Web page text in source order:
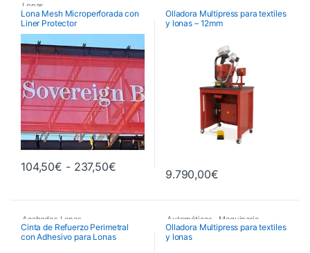
Lonas
Lona Mesh Microperforada con
Liner Protector
104,50€ - 237,50€Rango de precios: desde 104,50€
Este producto tiene múltiples variantes. Las opciones se
Olladora Multipress para textiles
y lonas – 12mm
9.790,00€
Acabados Lonas
Cinta de Refuerzo Perimetral
con Adhesivo para Lonas
Automáticas Maquinaria
Maquinaria de Acabados
Olladora Multipress para textiles
y lonas